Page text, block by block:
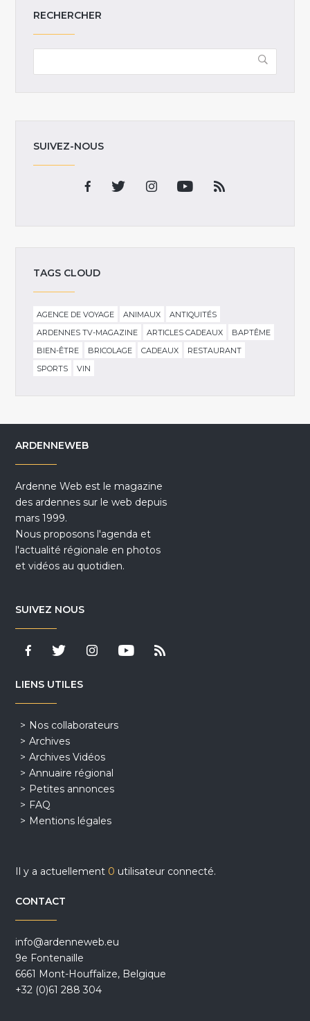
RECHERCHER
SUIVEZ-NOUS
TAGS CLOUD
AGENCE DE VOYAGE ANIMAUX
ANTIQUITÉS
ARDENNES TV-MAGAZINE
ARTICLES CADEAUX
BAPTÊME
BIEN-ÊTRE
BRICOLAGE CADEAUX
RESTAURANT
SPORTS
VIN
ARDENNEWEB
Ardenne Web est le magazine
des ardennes sur le web depuis
mars 1999.
Nous proposons l'agenda et
l'actualité régionale en photos
et vidéos au quotidien.
SUIVEZ NOUS
LIENS UTILES
Nos collaborateurs
Archives
Archives Vidéos
Annuaire régional
Petites annonces
FAQ
Mentions légales
Il y a actuellement 0 utilisateur connecté.
CONTACT
info@ardenneweb.eu
9e Fontenaille
6661 Mont-Houffalize, Belgique
+32 (0)61 288 304